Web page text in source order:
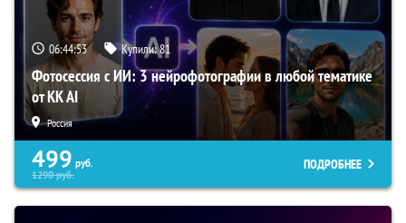
06:44:51 Купили:81
Фотосессия с ИИ: 3 нейрофотографии в любой тематике
от KK AI
Россия
499 руб.
1290руб.
ПОДРОБНЕЕ